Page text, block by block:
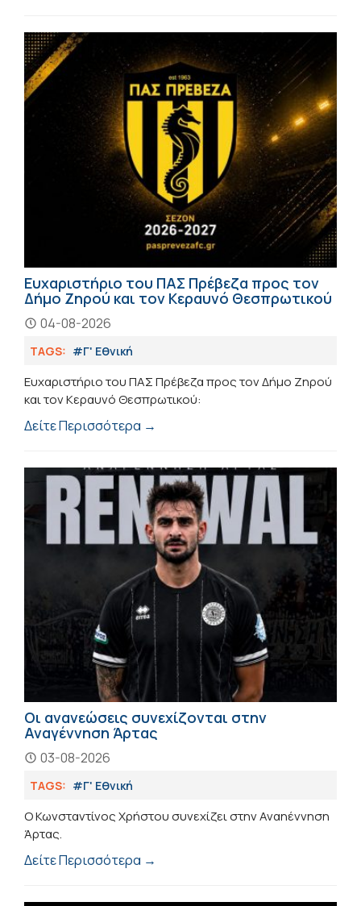
Ευχαριστήριο του ΠΑΣ Πρέβεζα προς τον
Δήμο Ζηρού και τον Κεραυνό Θεσπρωτικού
04-08-2026
TAGS: #Γ' Εθνική
Ευχαριστήριο του ΠΑΣ Πρέβεζα προς τον Δήμο Ζηρού
και τον Κεραυνό Θεσπρωτικού:
Δείτε Περισσότερα →
Οι ανανεώσεις συνεχίζονται στην
Αναγέννηση Άρτας
03-08-2026
TAGS: #Γ' Εθνική
Ο Κωνσταντίνος Χρήστου συνεχίζει στην Αναηέννηση
Άρτας.
Δείτε Περισσότερα →